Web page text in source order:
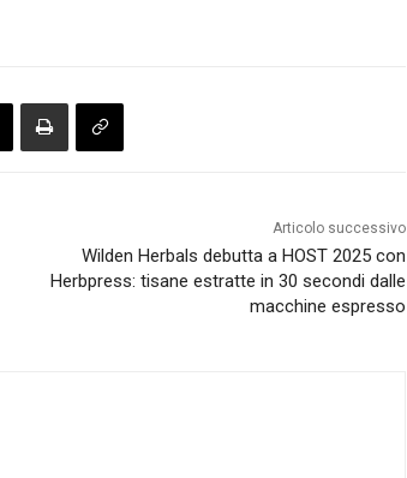
Articolo successivo
Wilden Herbals debutta a HOST 2025 con
Herbpress: tisane estratte in 30 secondi dalle
macchine espresso